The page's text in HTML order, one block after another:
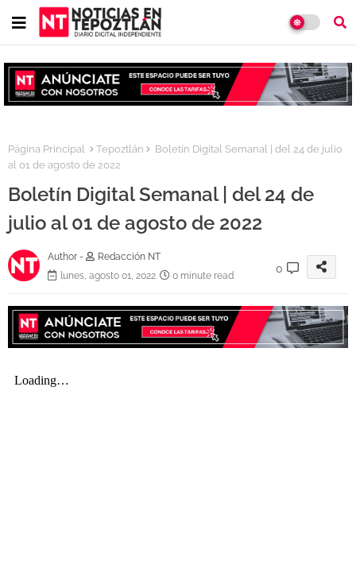
Página Principal Tepoztlán
Boletín Digital Semanal | del 24 de julio
al 01 de agosto de 2022
Boletín Digital Semanal | del 24 de
julio al 01 de agosto de 2022
Author -
Redacción NT
lunes, agosto 01, 2022
0 minute read
0